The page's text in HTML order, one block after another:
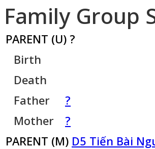
Family Group
PARENT (U) ?
Birth
Death
Father
?
Mother
?
PARENT (M) D5 Tiến Bài